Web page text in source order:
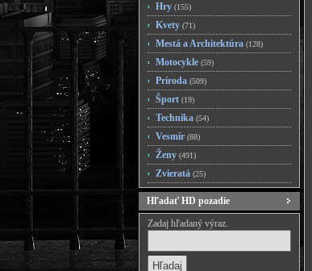
Hry (155)
Kvety (71)
Mestá a Architektúra (128)
Motocykle (59)
Príroda (509)
Šport (19)
Technika (54)
Vesmír (88)
Ženy (491)
Zvieratá (25)
Hľadať HD pozadie
Zadaj hľadaný výraz.